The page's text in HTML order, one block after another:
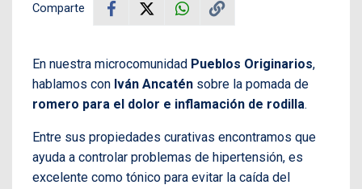
Comparte
En nuestra microcomunidad Pueblos Originarios,
hablamos con Iván Ancatén sobre la pomada de
romero para el dolor e inflamación de rodilla.
Entre sus propiedades curativas encontramos que
ayuda a controlar problemas de hipertensión, es
excelente como tónico para evitar la caída del